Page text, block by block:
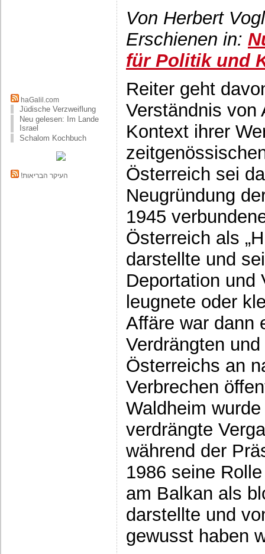
haGalil.com
Jüdische Verzweiflung
Neu gelesen: Im Lande
Israel
Schalom Kochbuch
!העיקר הבריאות
Von Herbert
Erschienen in:
für Politik und
Reiter geht
Verständnis von
Kontext ihrer
Österreich sei
Neugründung
1945
Österreich als
darstellte und
Deportation und
leugnete oder
Affäre war dann
Verdrängten
Österreichs an
Verbrechen
Waldheim
verdrängte
während der
1986 seine
am Balkan als
darstellte und
gewusst haben